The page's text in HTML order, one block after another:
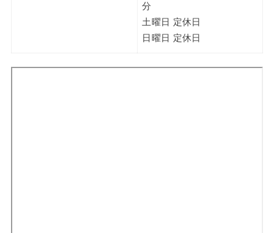
分
土曜日 定休日
日曜日 定休日